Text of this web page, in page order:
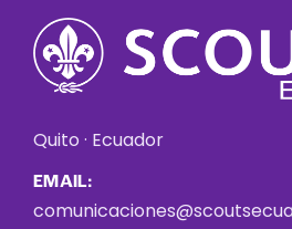
Quito · Ecuador
EMAIL: